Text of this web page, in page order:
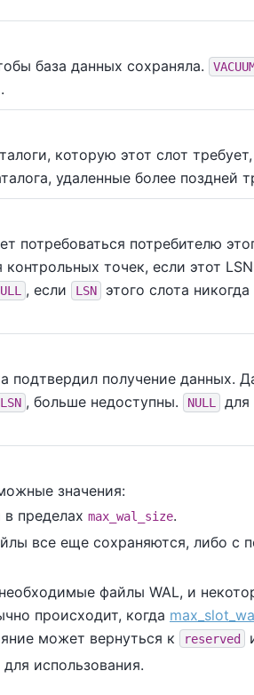
база данных сохраняла.
которую этот слот
удаленные более поздней
потребоваться потребителю
точек, если этот
, если LSN
этого слота
подтвердил получение данных.
LSN , больше недоступны. NULL
для
значения:
в пределах max_wal_size.
все еще сохраняются, либо с
файлы WAL, и
происходит, когда
может вернуться к
reserved
использования.